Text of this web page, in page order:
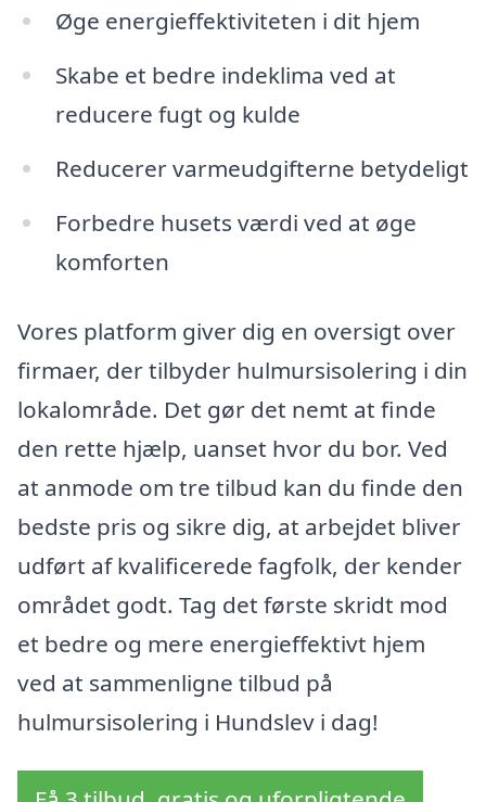
Øge energieffektiviteten i dit hjem
Skabe et bedre indeklima ved at
reducere fugt og kulde
Reducerer varmeudgifterne betydeligt
Forbedre husets værdi ved at øge
komforten
Vores platform giver dig en oversigt over
firmaer, der tilbyder hulmursisolering i din
lokalområde. Det gør det nemt at finde
den rette hjælp, uanset hvor du bor. Ved
at anmode om tre tilbud kan du finde den
bedste pris og sikre dig, at arbejdet bliver
udført af kvalificerede fagfolk, der kender
området godt. Tag det første skridt mod
et bedre og mere energieffektivt hjem
ved at sammenligne tilbud på
hulmursisolering i Hundslev i dag!